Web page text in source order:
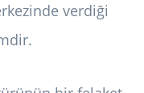
verdiği